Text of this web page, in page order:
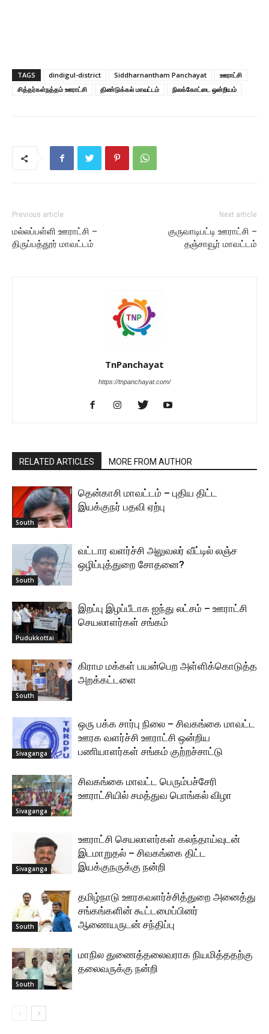
TAGS dindigul-district Siddharnantham Panchayat
ஊராட்சி
சித்தர்கள்நத்தம் ஊராட்சி
திண்டுக்கல் மாவட்டம் நிலக்கோட்டை ஒன்றியம்
Previous article
மல்லப்பள்ளி ஊராட்சி –
திருப்பத்தூர் மாவட்டம்
Next article
குருவாடிபட்டி ஊராட்சி –
தஞ்சாவூர் மாவட்டம்
TnPanchayat
https://tnpanchayat.com/
RELATED ARTICLES MORE FROM AUTHOR
South
தென்காசி மாவட்டம் – புதிய திட்ட
இயக்குநர் பதவி ஏற்பு
South
வட்டார வளர்ச்சி அலுவலர் வீட்டில் லஞ்ச
ஒழிப்புத்துறை சோதனை?
Pudukkottai
இறப்பு இழப்பீடாக ஐந்து லட்சம் – ஊராட்சி
செயலாளர்கள் சங்கம்
South
கிராம மக்கள் பயன்பெற அள்ளிக்கொடுத்த
அறக்கட்டளை
Sivaganga
ஒரு பக்க சார்பு நிலை – சிவகங்கை மாவட்ட
ஊரக வளர்ச்சி ஊராட்சி ஒன்றிய
பணியாளர்கள் சங்கம் குற்றச்சாட்டு
Sivaganga
சிவகங்கை மாவட்ட பெரும்பச்சேரி
ஊராட்சியில் சமத்துவ பொங்கல் விழா
Sivaganga
ஊராட்சி செயலாளர்கள் கலந்தாய்வுடன்
இடமாறுதல் – சிவகங்கை திட்ட
இயக்குநருக்கு நன்றி
South
தமிழ்நாடு ஊரகவளர்ச்சித்துறை அனைத்து
சங்கங்களின் கூட்டமைப்பினர்
ஆணையருடன் சந்திப்பு
South
மாநில துணைத்தலைவராக நியமித்ததற்கு
தலைவருக்கு நன்றி